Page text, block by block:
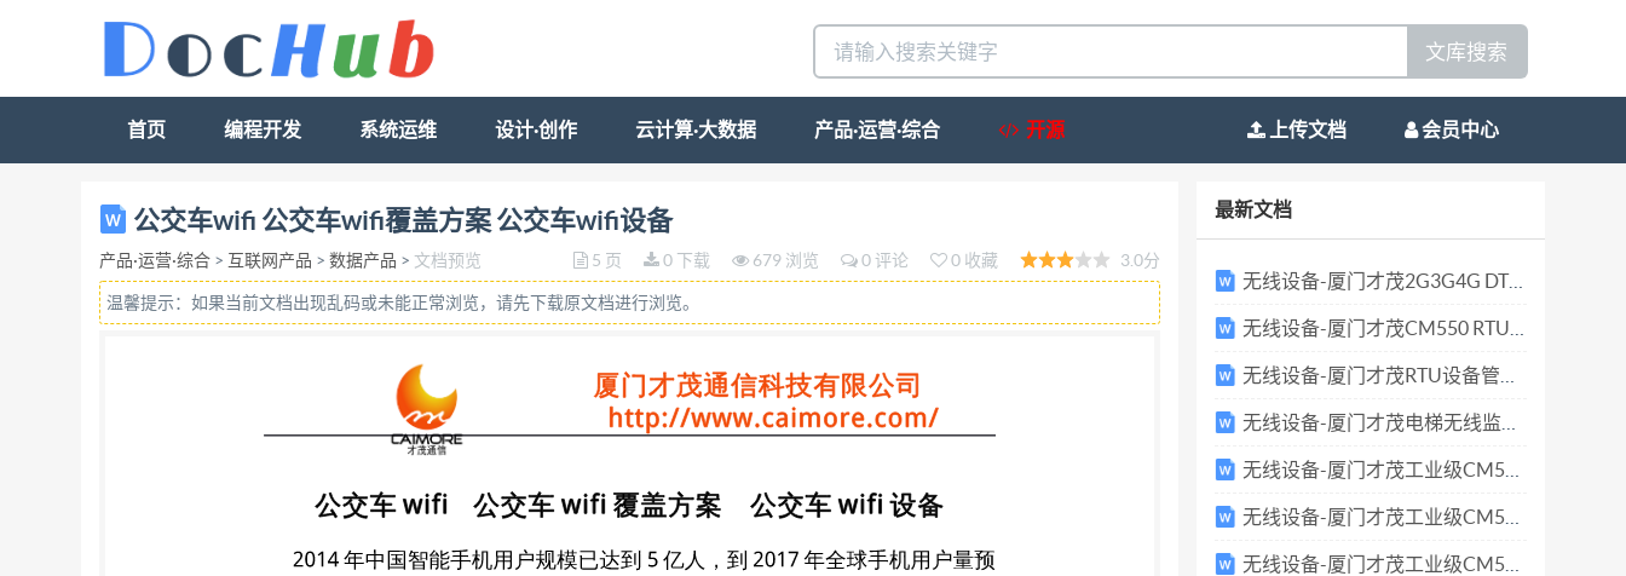
文库搜索
首页 编程开发 系统运维 设计·创作 云计算·大数据 产品·运营·综合 开源 上传文档 会员中心
厦门才茂通信科技有限公司 http://www.caimore.com/ 公交车 wifi 公交车 wifi 覆盖方案 公交车 wifi 设备 2014 年中国智能手机用户规模已达到 5 亿人，
到 2017 年全球手机用户量预 计增长至 45.5 亿。智能终端的全面普及和移动互联网的发展带来 Wi-Fi 接入需 求迅速膨胀的同时，也带来基于移动通信
与 Wi-Fi 应用创新的巨大市场机遇。 厦门才茂通信科技有限公司(以下简称“才茂”)结合 4G 移动通信与 Wi-Fi 应用 市场需求，在公交车或者长途客车、
旅游大巴、地铁等其他公共交通工具上， 通过安装宏电专为车载环境研发设计的 Wi-Fi 车载多媒体终端，乘客手机可享受 设备提供的 4G 转 Wi-Fi 接入
上网服务,还可免费享受本地存储的视频、音乐、资 讯、游戏等多媒体娱乐资讯节目。车载终端与宏电云广告平台结合可针对乘客 手机实现基于地理
位置服务(LBS)的精准广告推送，乘客用户信息收集，广告点 击统计分析等功能，为车辆运营商和广告商户带来营销和品牌价值提升。设备 还支持车
载视频监控、车辆定位等车辆监管功能。才茂公交 4G wifi 广告推送系 统将为客户带来公共安防+娱乐休闲+移动传媒营销三合一的整合价值，为广大
民众带来移动互联网时代下信息全新体验! ◆3G/4G 无线上网接入 系统支持 3G/4G 无线接入，网络支持移动电信联通三大运营商，可在任意
厦门才茂通信科技有限公司 http://www.caimore.com/ 时间任意地点无缝接入网络。 ◆Wi-Fi 热点接入 系统支持 Wi-Fi 接入，支持智能手
机、PAD、笔记本等移动终端通过 Wi-Fi 热点接入车载设备，免流量上网。 ◆离线“云”本地存储功能 移动终端设备接入车载 Wi-Fi 多媒体终
端享受设备存储的视频、音乐、资讯、 游戏等资讯服务。 ◆SD、SSD、硬盘存储 系统支持 SD、SSD、硬盘等本地存储方案，视频服务节目
公交车wifi 公交车wifi覆盖方案 公交车wifi设备
产品·运营·综合 > 互联网产品 >数据产品 > 文档预览 5 页 0 下载 679 浏览 0 评论 0 收藏 3.0分
温馨提示：如果当前文档出现乱码或未能正常浏览，请先下载原文档进行浏览。
最新文档
无线设备-厦门才茂2G3G4G DTU无线数传终端技术参数V1.2
无线设备-厦门才茂CM550 RTU产品使用说明书v1.3
无线设备-厦门才茂RTU设备管理平台说明书v1.3
无线设备-厦门才茂电梯无线监控方案
无线设备-厦门才茂工业级CM520-8A系列技术参数
无线设备-厦门才茂工业级CM520-8B系列技术参数
无线设备-厦门才茂工业级CM520-8V系列技术参数